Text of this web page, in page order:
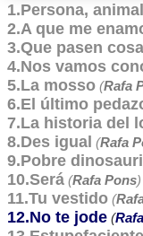
1.Persona,
2.A que me
3.Que pasen
4.Nos vamos
5.La mosso (Rafa
6.El último
7.La historia del
8.Des igual (Rafa
9.Pobre
10.Será (Rafa Pons)
11.Tu vestido (
12.No te jode (